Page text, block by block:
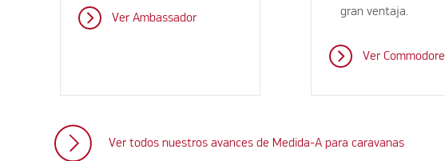
Ver Ambassador
gran ventaja.
Ver Commodore
Ver todos nuestros avances de Medida-A para caravanas